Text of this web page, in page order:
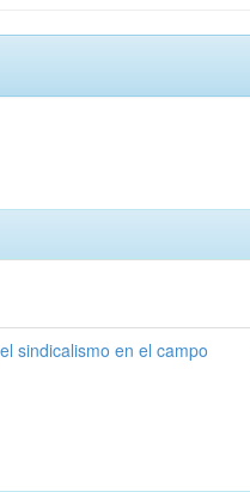
sindicalismo en el campo